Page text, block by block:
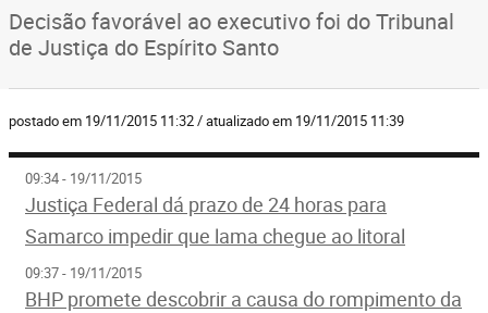
Decisão favorável ao executivo foi do Tribunal
de Justiça do Espírito Santo
postado em 19/11/2015 11:32 / atualizado em 19/11/2015 11:39
09:34 - 19/11/2015
Justiça Federal dá prazo de 24 horas para
Samarco impedir que lama chegue ao litoral
09:37 - 19/11/2015
BHP promete descobrir a causa do rompimento da